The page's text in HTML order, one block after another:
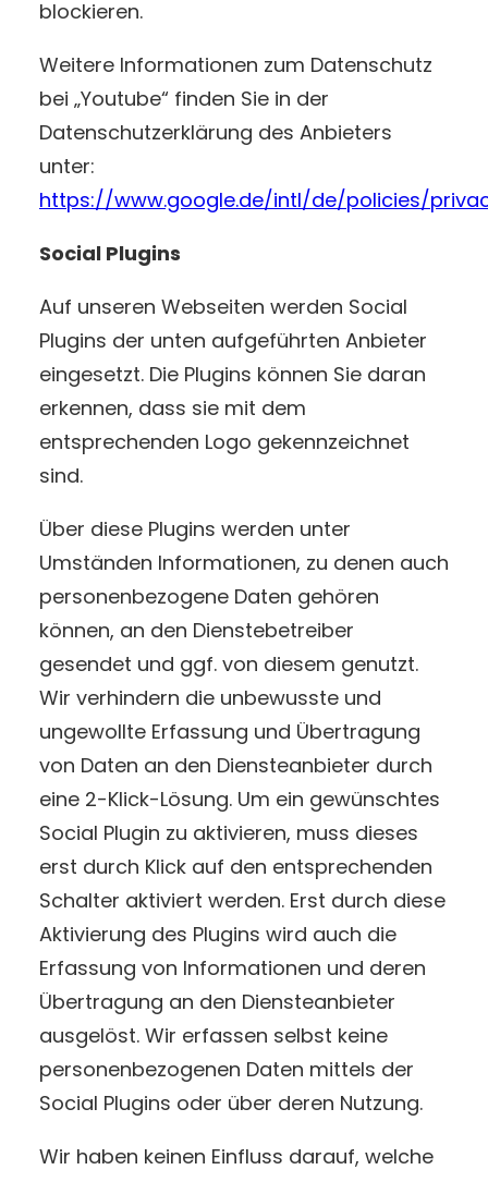
blockieren.
Weitere Informationen zum Datenschutz
bei „Youtube“ finden Sie in der
Datenschutzerklärung des Anbieters
unter:
https://www.google.de/intl/de/policies/
Social Plugins
Auf unseren Webseiten werden Social
Plugins der unten aufgeführten Anbieter
eingesetzt. Die Plugins können Sie daran
erkennen, dass sie mit dem
entsprechenden Logo gekennzeichnet
sind.
Über diese Plugins werden unter
Umständen Informationen, zu denen auch
personenbezogene Daten gehören
können, an den Dienstebetreiber
gesendet und ggf. von diesem genutzt.
Wir verhindern die unbewusste und
ungewollte Erfassung und Übertragung
von Daten an den Diensteanbieter durch
eine 2-Klick-Lösung. Um ein gewünschtes
Social Plugin zu aktivieren, muss dieses
erst durch Klick auf den entsprechenden
Schalter aktiviert werden. Erst durch diese
Aktivierung des Plugins wird auch die
Erfassung von Informationen und deren
Übertragung an den Diensteanbieter
ausgelöst. Wir erfassen selbst keine
personenbezogenen Daten mittels der
Social Plugins oder über deren Nutzung.
Wir haben keinen Einfluss darauf, welche